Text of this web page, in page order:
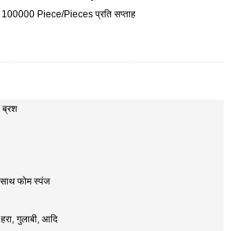
100000 Piece/Pieces प्रति सप्ताह
ब्रश
फोम स्पंज
गुलाबी, आदि